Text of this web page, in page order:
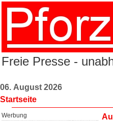
Freie Presse -
06. August 2026
Startseite
Werbung